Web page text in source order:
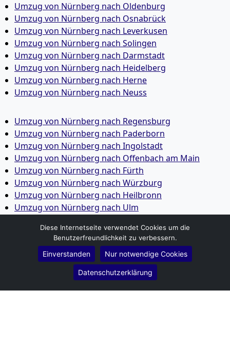
Umzug von Nürnberg nach Oldenburg
Umzug von Nürnberg nach Osnabrück
Umzug von Nürnberg nach Leverkusen
Umzug von Nürnberg nach Solingen
Umzug von Nürnberg nach Darmstadt
Umzug von Nürnberg nach Heidelberg
Umzug von Nürnberg nach Herne
Umzug von Nürnberg nach Neuss
Umzug von Nürnberg nach Regensburg
Umzug von Nürnberg nach Paderborn
Umzug von Nürnberg nach Ingolstadt
Umzug von Nürnberg nach Offenbach am Main
Umzug von Nürnberg nach Fürth
Umzug von Nürnberg nach Würzburg
Umzug von Nürnberg nach Heilbronn
Umzug von Nürnberg nach Ulm
Umzug von Nürnberg nach Wolfsburg
Umzug von Nürnberg nach Bottrop
Umzug von Nürnberg nach Göttingen
Umzug von Nürnberg nach Reutlingen
Umzug von Nürnberg nach Bremer­haven
Umzug von Nürnberg nach Koblenz
Diese Internetseite verwendet Cookies um die
Benutzerfreundlichkeit zu verbessern.
Einverstanden Nur notwendige Cookies
Datenschutzerklärung